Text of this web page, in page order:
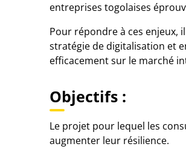
entreprises togolaises
Pour répondre à ces enjeux,
stratégie de digitalisation et
efficacement sur le marché
Objectifs :
Le projet pour lequel les
augmenter leur résilience.